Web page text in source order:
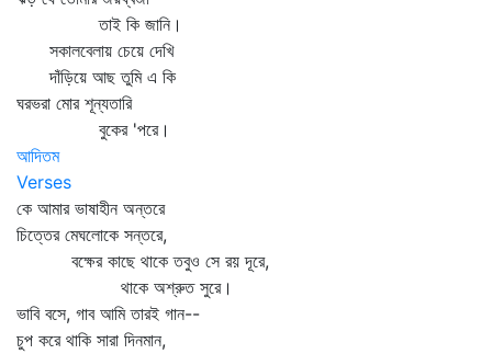
তাই কি জানি।
সকালবেলায় চেয়ে দেখি
দাঁড়িয়ে আছ তুমি এ কি
ঘরভরা মোর শূন্যতারি
বুকের 'পরে।
আদিতম
Verses
কে আমার ভাষাহীন অন্তরে
চিত্তের মেঘলোকে সন্তরে,
বক্ষের কাছে থাকে তবুও সে রয় দূরে,
থাকে অশ্রুত সুরে।
ভাবি বসে, গাব আমি তারই গান--
চুপ করে থাকি সারা দিনমান,